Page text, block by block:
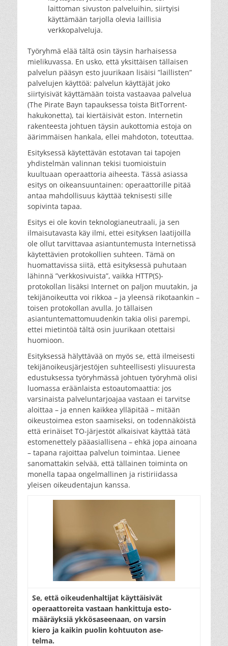
laittoman sivuston palveluihin, siirtyisi
käyttämään tarjolla olevia laillisia
verkkopalveluja.
Työryhmä elää tältä osin täysin harhaisessa
mielikuvassa. En usko, että yksittäisen tällaisen
palvelun pääsyn esto juurikaan lisäisi ”laillisten”
palvelujen käyttöä: palvelun käyttäjät joko
siirtyisivät käyttämään toista vastaavaa palvelua
(The Pirate Bayn tapauksessa toista BitTorrent-
hakukonetta), tai kiertäisivät eston. Internetin
rakenteesta johtuen täysin aukottomia estoja on
äärimmäisen hankala, ellei mahdoton, toteuttaa.
Esityksessä käytettävän estotavan tai tapojen
yhdistelmän valinnan tekisi tuomioistuin
kuultuaan operaattoria aiheesta. Tässä asiassa
esitys on oikeansuuntainen: operaattorille pitää
antaa mahdollisuus käyttää teknisesti sille
sopivinta tapaa.
Esitys ei ole kovin teknologianeutraali, ja sen
ilmaisutavasta käy ilmi, ettei esityksen laatijoilla
ole ollut tarvittavaa asiantuntemusta Internetissä
käytettävien protokollien suhteen. Tämä on
huomattavissa siitä, että esityksessä puhutaan
lähinnä ”verkkosivuista”, vaikka HTTP(S)-
protokollan lisäksi Internet on paljon muutakin, ja
tekijänoikeutta voi rikkoa – ja yleensä rikotaankin –
toisen protokollan avulla. Jo tällaisen
asiantuntemattomuudenkin takia olisi parempi,
ettei mietintöä tältä osin juurikaan otettaisi
huomioon.
Esityksessä hälyttävää on myös se, että ilmeisesti
tekijänoikeusjärjestöjen suhteellisesti ylisuuresta
edustuksessa työryhmässä johtuen työryhmä olisi
luomassa eräänlaista estoautomaattia: jos
varsinaista palveluntarjoajaa vastaan ei tarvitse
aloittaa – ja ennen kaikkea ylläpitää – mitään
oikeustoimea eston saamiseksi, on todennäköistä
että erinäiset TO-järjestöt alkaisivat käyttää tätä
estomenettely pääasiallisena – ehkä jopa ainoana
– tapana rajoittaa palvelun toimintaa. Lienee
sanomattakin selvää, että tällainen toiminta on
monella tapaa ongelmallinen ja ristiriidassa
yleisen oikeudentajun kanssa.
Se, että oikeudenhaltijat käyttäisivät
operaattoreita vastaan hankittuja esto-
määräyksiä ykkösaseenaan, on varsin
kiero ja kaikin puolin kohtuuton ase-
telma.